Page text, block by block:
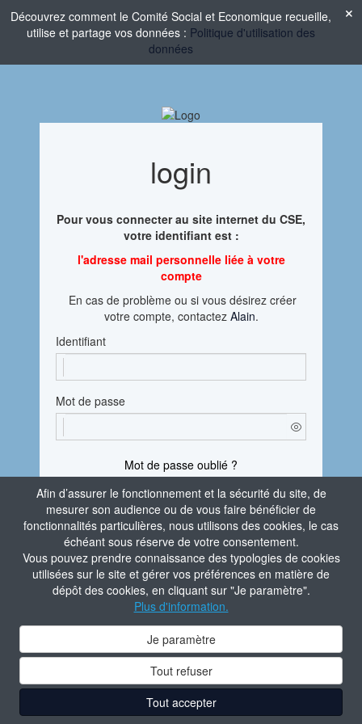
Afin d’assurer le fonctionnement et la sécurité du site, de
mesurer son audience ou de vous faire bénéficier de
fonctionnalités particulières, nous utilisons des cookies, le cas
échéant sous réserve de votre consentement.
Vous pouvez prendre connaissance des typologies de cookies
utilisées sur le site et gérer vos préférences en matière de
dépôt des cookies, en cliquant sur "Je paramètre".
Plus d'information.
Je paramètre
Tout refuser
Tout accepter
Découvrez comment le Comité Social et Economique recueille,
utilise et partage vos données : Politique d'utilisation des
données
login
Pour vous connecter au site internet du CSE,
votre identifiant est :
l'adresse mail personnelle liée à votre
compte
En cas de problème ou si vous désirez créer
votre compte, contactez Alain.
Identifiant
Mot de passe
Mot de passe oublié ?
En vous connectant, vous attestez avoir pris
connaissance de laPolitique de confidentialité
du site.
Je m'identifie
Aide à la connexion
Contacter l'administrateur du site